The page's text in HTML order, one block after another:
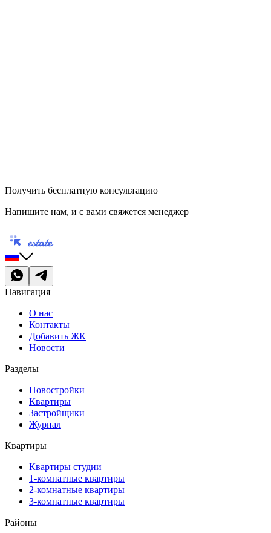
Получить бесплатную консультацию
Напишите нам, и с вами свяжется менеджер
Навигация
О нас
Контакты
Добавить ЖК
Новости
Разделы
Новостройки
Квартиры
Застройщики
Журнал
Квартиры
Квартиры студии
1-комнатные квартиры
2-комнатные квартиры
3-комнатные квартиры
Районы